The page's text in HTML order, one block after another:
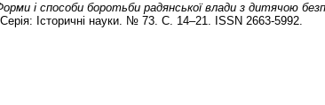
і способи боротьби радянської влади з дитячою
Історичні науки. № 73. С. 14–21. ISSN 2663-5992.